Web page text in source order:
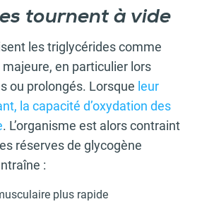
tournent à vide
les triglycérides comme
majeure, en particulier lors
ou prolongés. Lorsque leur
la capacité d’oxydation des
. L’organisme est alors contraint
réserves de glycogène
:
plus rapide